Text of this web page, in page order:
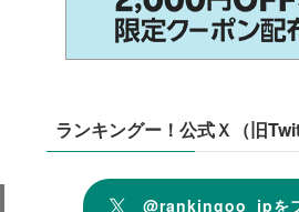
ランキングー！公式Ｘ（旧
@rankingoo_jpを